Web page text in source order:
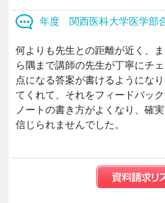
年度 関西医科大学医学部
何よりも先生との距離が近く、
ら隅まで講師の先生が丁寧にチ
点になる答案が書けるようにな
てくれて、それをフィードバッ
ノートの書き方がよくなり、確
信じられませんでした。